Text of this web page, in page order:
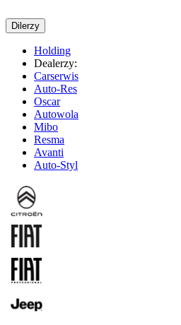
Dilerzy
Holding
Dealerzy:
Carserwis
Auto-Res
Oscar
Autowola
Mibo
Resma
Avanti
Auto-Styl